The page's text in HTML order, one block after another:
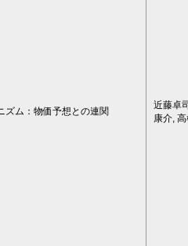
ズム：物価予想との連関
近藤卓
康介,